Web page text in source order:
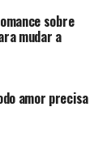
sobre
mudar a
amor precisa